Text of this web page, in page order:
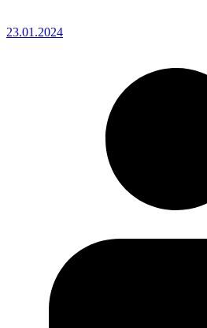
23.01.2024